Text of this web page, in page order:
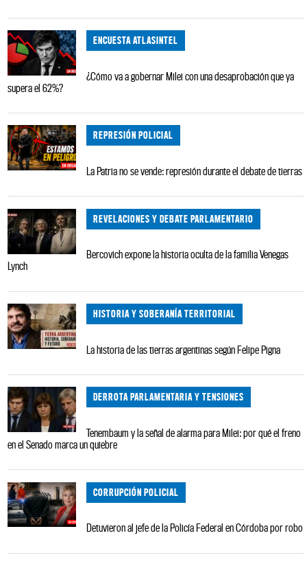
ENCUESTA ATLASINTEL
¿Cómo va a gobernar Milei con una desaprobación que ya
supera el 62%?
REPRESIÓN POLICIAL
La Patria no se vende: represión durante el debate de tierras
REVELACIONES Y DEBATE PARLAMENTARIO
Bercovich expone la historia oculta de la familia Venegas
Lynch
HISTORIA Y SOBERANÍA TERRITORIAL
La historia de las tierras argentinas según Felipe Pigna
DERROTA PARLAMENTARIA Y TENSIONES
Tenembaum y la señal de alarma para Milei: por qué el freno
en el Senado marca un quiebre
CORRUPCIÓN POLICIAL
Detuvieron al jefe de la Policía Federal en Córdoba por robo